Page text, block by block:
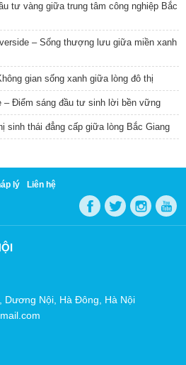
tư vàng giữa trung tâm công nghiệp Bắc
– Sống thượng lưu giữa miền xanh
gian sống xanh giữa lòng đô thị
– Điểm sáng đầu tư sinh lời bền vững
sinh thái đẳng cấp giữa lòng Bắc Giang
lý Liên hệ
Dương Nội, Hà Đông, Hà Nội